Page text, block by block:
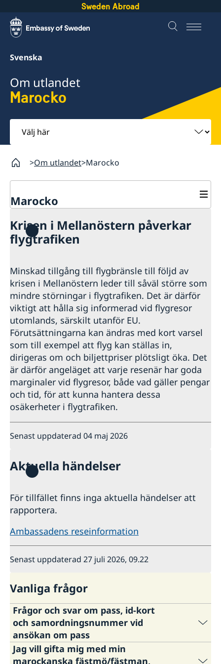
Sweden Abroad
Svenska
Om utlandet
Marocko
Välj
här
Om utlandet Marocko
Marocko
Hjälp till svenskar i Marocko
Rösta i Marocko
Pass i Marocko
Förnyelse av pass för vuxna
Förnyelse av pass för barn under 18 år
Ansökan om pass för barn under 18 år
Samordningsnummer
Provisoriskt pass
Öppettider och tidsbokning - Ansökan om
pass/nationell id-handling
Nationellt id-kort
Hämta ut mitt pass på ett svenskt konsulat i Marocko
Legaliseringar
Överföring av pengar
Gifta sig i Marocko
Vigsel i Marocko enligt marockansk lag
Svenskar i Världen
Svenskt körkort i Marocko
Tappat ditt svenska körkort
Förnyelse av körkort
Reseinformation - Marocko
Aktuella händelser
Allmänna säkerhetsläget
Terrorism
Naturförhållanden och katastrofer
In- och utresebestämmelser
Hälso- och sjukvård
Lokala lagar, sedvänjor och språk
Kriminalitet och personlig säkerhet
Trafiksäkerhet
Resa i landet
Övriga upplysningar
Om olyckan är framme i Marocko
Flytta till och från Marocko
Krisen i Mellanöstern påverkar
flygtrafiken
Minskad tillgång till flygbränsle till följd av
krisen i Mellanöstern leder till såväl större som
mindre störningar i flygtrafiken. Det är därför
viktigt att hålla sig informerad vid flygresor
utomlands, särskilt utanför EU.
Förutsättningarna kan ändras med kort varsel
som till exempel att flyg kan ställas in,
dirigeras om och biljettpriser plötsligt öka. Det
är därför angeläget att varje resenär har goda
marginaler vid flygresor, både vad gäller pengar
och tid, för att kunna hantera dessa
osäkerheter i flygtrafiken.
Senast uppdaterad 04 maj 2026
Aktuella händelser
För tillfället finns inga aktuella händelser att
rapportera.
Ambassadens reseinformation
Senast uppdaterad 27 juli 2026, 09.22
Vanliga frågor
Frågor och svar om pass, id-kort
och samordningsnummer vid
ansökan om pass
När är passexpeditionen öppen i Rabat och hur
Jag vill gifta mig med min
marockanska fästmö/fästman,